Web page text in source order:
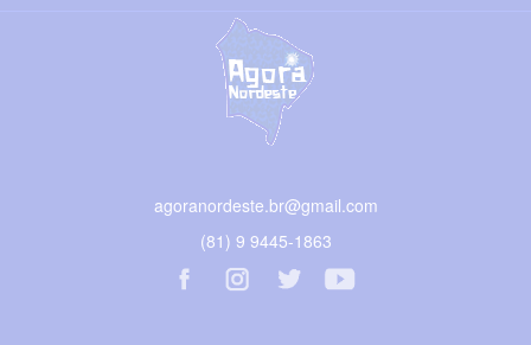
agoranordeste.br@gmail.com
(81) 9 9445-1863